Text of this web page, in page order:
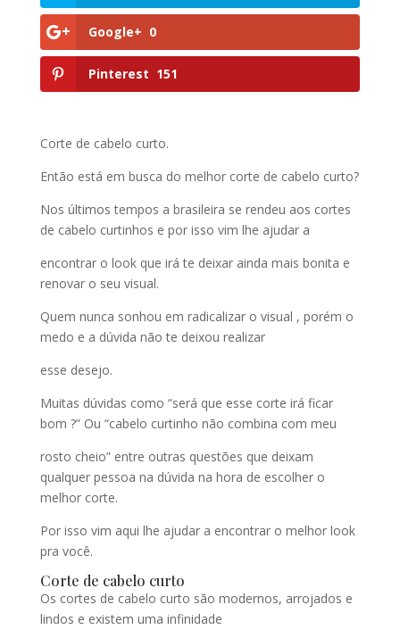
Google+ 0
Pinterest 151
Corte de cabelo curto.
Então está em busca do melhor corte de cabelo curto?
Nos últimos tempos a brasileira se rendeu aos cortes
de cabelo curtinhos e por isso vim lhe ajudar a
encontrar o look que irá te deixar ainda mais bonita e
renovar o seu visual.
Quem nunca sonhou em radicalizar o visual , porém o
medo e a dúvida não te deixou realizar
esse desejo.
Muitas dúvidas como “será que esse corte irá ficar
bom ?” Ou “cabelo curtinho não combina com meu
rosto cheio” entre outras questões que deixam
qualquer pessoa na dúvida na hora de escolher o
melhor corte.
Por isso vim aqui lhe ajudar a encontrar o melhor look
pra você.
Corte de cabelo curto
Os cortes de cabelo curto são modernos, arrojados e
lindos e existem uma infinidade